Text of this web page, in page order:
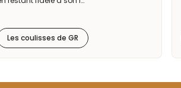
Les coulisses de GR